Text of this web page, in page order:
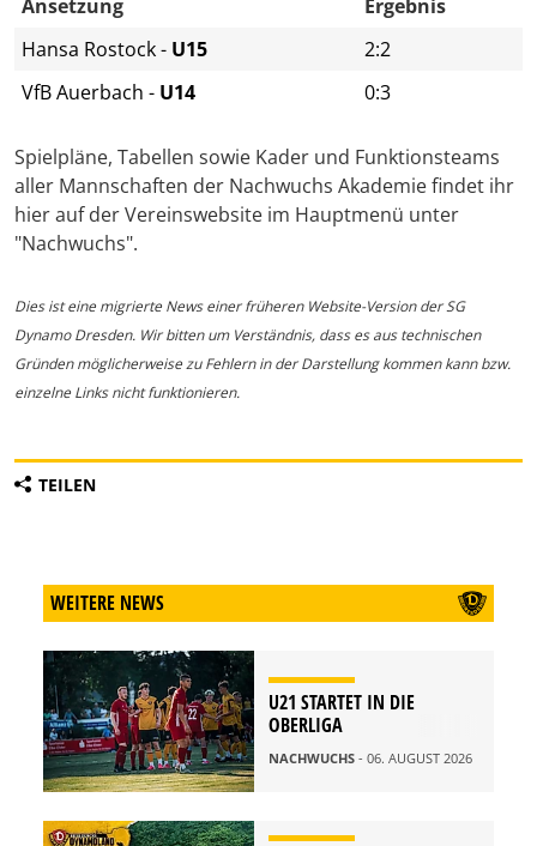
Ansetzung
Ergebnis
Hansa Rostock- U15
2:2
VfB Auerbach - U14 0:3
Spielpläne, Tabellen sowie Kader und Funktionsteams
aller Mannschaften der Nachwuchs Akademie findet ihr
hier auf der Vereinswebsite im Hauptmenü unter
"Nachwuchs".
Dies ist eine migrierte News einer früheren Website-Version der SG
Dynamo Dresden. Wir bitten um Verständnis, dass es aus technischen
Gründen möglicherweise zu Fehlern in der Darstellung kommen kann bzw.
einzelne Links nicht funktionieren.
TEILEN
WEITERE NEWS
U21 STARTET IN DIE
OBERLIGA
NACHWUCHS - 06. AUGUST 2026